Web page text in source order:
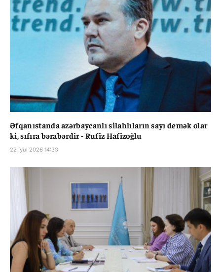
Əfqanıstanda azərbaycanlı silahlıların sayı demək olar
ki, sıfıra bərabərdir - Rufiz Hafizoğlu
22 İyul 2026 14:33